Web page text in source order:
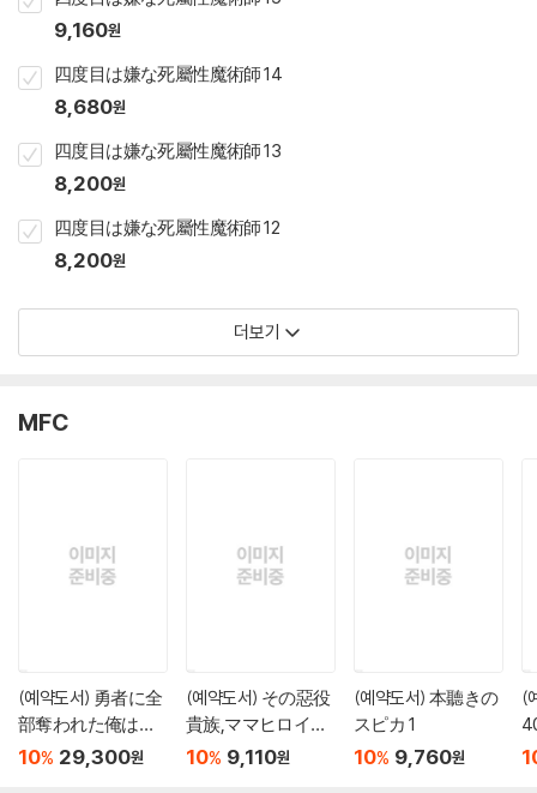
9,160원
四度目は嫌な死屬性魔術師 14
8,680원
四度目は嫌な死屬性魔術師 13
8,200원
四度目は嫌な死屬性魔術師 12
8,200원
더보기
MFC
(예약도서) 勇者に全
部奪われた俺は勇
者の母親とパ-ティ
10% 29,300원
(예약도서) その惡役
貴族,ママヒロイン
10% 9,110원
(예약도서) 本聽きの
スピカ 1
10% 9,760원
(